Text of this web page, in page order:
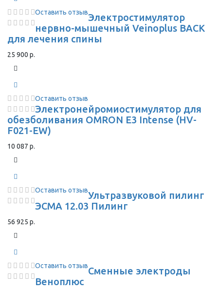
Оставить отзывЭлектростимулятор
нервно-мышечный Veinoplus BACK
для лечения спины
25 900 р.
Оставить отзыв
Электронейромиостимулятор для
обезболивания OMRON Е3 Intense (HV-
F021-EW)
10 087 р.
Оставить отзывУльтразвуковой пилинг
ЭСМА 12.03 Пилинг
56 925 р.
Оставить отзывСменные электроды
Веноплюс